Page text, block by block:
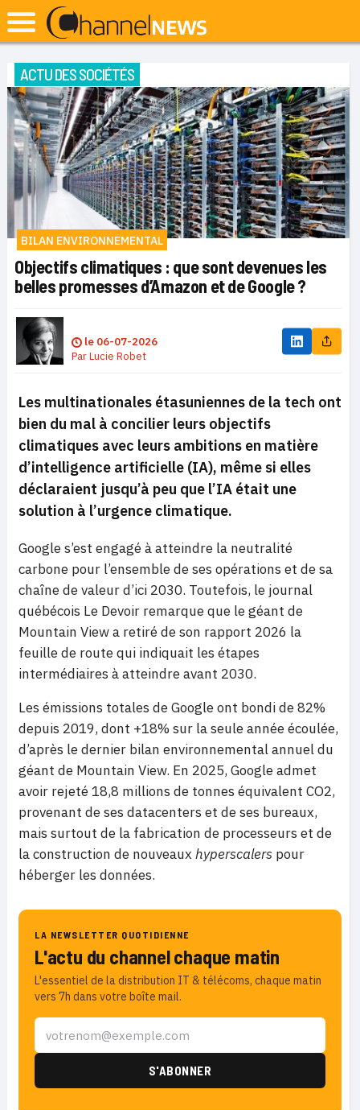
ACTU DES SOCIÉTÉS
BILAN ENVIRONNEMENTAL
Objectifs climatiques : que sont devenues les
belles promesses d’Amazon et de Google ?
le 06-07-2026
ParLucie Robet
Les multinationales étasuniennes de la tech ont
bien du mal à concilier leurs objectifs
climatiques avec leurs ambitions en matière
d’intelligence artificielle (IA), même si elles
déclaraient jusqu’à peu que l’IA était une
solution à l’urgence climatique.
Google s’est engagé à atteindre la neutralité
carbone pour l’ensemble de ses opérations et de sa
chaîne de valeur d’ici 2030. Toutefois, le journal
québécois Le Devoir remarque que le géant de
Mountain View a retiré de son rapport 2026 la
feuille de route qui indiquait les étapes
intermédiaires à atteindre avant 2030.
Les émissions totales de Google ont bondi de 82%
depuis 2019, dont +18% sur la seule année écoulée,
d’après le dernier bilan environnemental annuel du
géant de Mountain View. En 2025, Google admet
avoir rejeté 18,8 millions de tonnes équivalent CO2,
provenant de ses datacenters et de ses bureaux,
mais surtout de la fabrication de processeurs et de
la construction de nouveaux hyperscalers pour
héberger les données.
LA NEWSLETTER QUOTIDIENNE
L'actu du channel chaque matin
L'essentiel de la distribution IT & télécoms, chaque matin
vers 7h dans votre boîte mail.